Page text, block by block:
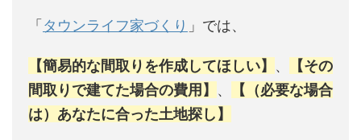
「 タウンライフ家づくり 」では、
【簡易的な間取りを作成してほしい】 、
【その
間取りで建てた場合の費用】 、
【（必要な場合
は）あなたに合った土地探し】